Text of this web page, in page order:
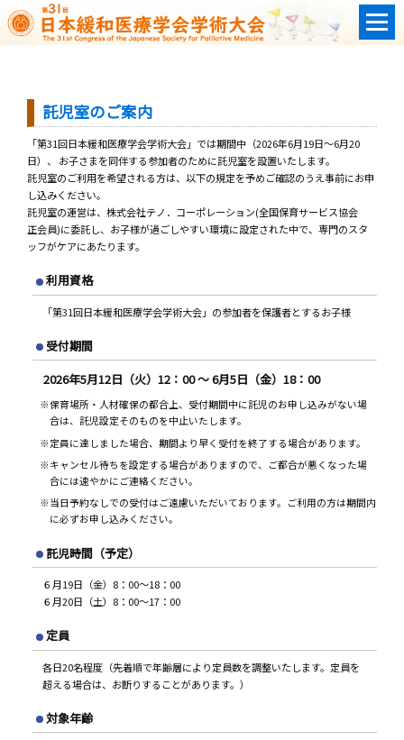
託児室のご案内
「第31回日本緩和医療学会学術大会」では期間中（2026年6月19日～6月20
日）、 お子さまを同伴する参加者のために託児室を設置いたします。
託児室のご利用を希望される方は、以下の規定を予めご確認のうえ事前にお申
し込みください。
託児室の運営は、株式会社テノ．コーポレーション(全国保育サービス協会
正会員)に委託し、お子様が過ごしやすい環境に設定された中で、専門のスタ
ッフがケアにあたります。
利用資格
「第31回日本緩和医療学会学術大会」の参加者を保護者とするお子様
受付期間
2026年5月12日（火）12：00 ～ 6月5日（金）18：00
※保育場所・人材確保の都合上、受付期間中に託児のお申し込みがない場
合は、託児設定そのものを中止いたします。
※定員に達しました場合、期間より早く受付を終了する場合があります。
※キャンセル待ちを設定する場合がありますので、ご都合が悪くなった場
合には速やかにご連絡ください。
※当日予約なしでの受付はご遠慮いただいております。ご利用の方は期間内
に必ずお申し込みください。
託児時間（予定）
６月19日（金）8：00～18：00
６月20日（土）8：00～17：00
定員
各日20名程度（先着順で年齢層により定員数を調整いたします。定員を
超える場合は、お断りすることがあります。）
対象年齢